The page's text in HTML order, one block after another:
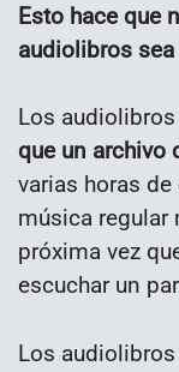
Esto hace que
audiolibros
Los audiolibros
que un archivo
varias horas
música regular
próxima vez
escuchar un
Los audiolibros